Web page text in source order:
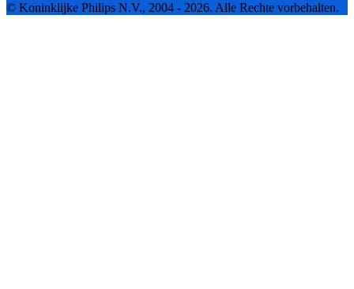
© Koninklijke Philips N.V., 2004 - 2026. Alle Rechte vorbehalten.